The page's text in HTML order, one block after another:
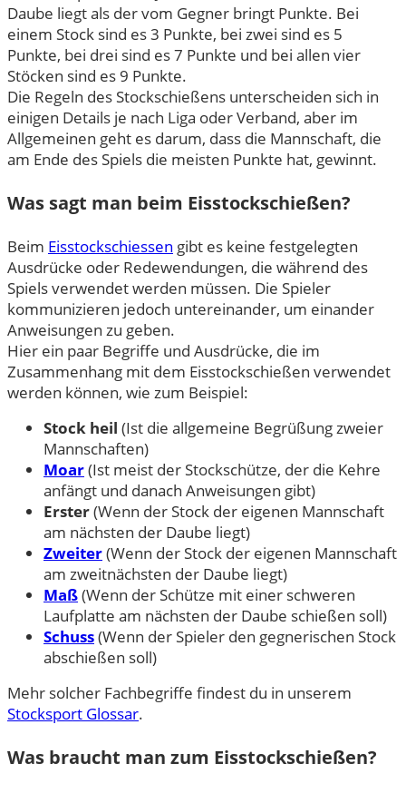
Daube liegt als der vom Gegner bringt Punkte. Bei
einem Stock sind es 3 Punkte, bei zwei sind es 5
Punkte, bei drei sind es 7 Punkte und bei allen vier
Stöcken sind es 9 Punkte.
Die Regeln des Stockschießens unterscheiden sich in
einigen Details je nach Liga oder Verband, aber im
Allgemeinen geht es darum, dass die Mannschaft, die
am Ende des Spiels die meisten Punkte hat, gewinnt.
Was sagt man beim Eisstockschießen?
Beim Eisstockschiessen gibt es keine festgelegten
Ausdrücke oder Redewendungen, die während des
Spiels verwendet werden müssen. Die Spieler
kommunizieren jedoch untereinander, um einander
Anweisungen zu geben.
Hier ein paar Begriffe und Ausdrücke, die im
Zusammenhang mit dem Eisstockschießen verwendet
werden können, wie zum Beispiel:
Stock heil (Ist die allgemeine Begrüßung zweier
Mannschaften)
Moar(Ist meist der Stockschütze, der die Kehre
anfängt und danach Anweisungen gibt)
Erster(Wenn der Stock der eigenen Mannschaft
am nächsten der Daube liegt)
Zweiter(Wenn der Stock der eigenen Mannschaft
am zweitnächsten der Daube liegt)
Maß(Wenn der Schütze mit einer schweren
Laufplatte am nächsten der Daube schießen soll)
Schuss(Wenn der Spieler den gegnerischen Stock
abschießen soll)
Mehr solcher Fachbegriffe findest du in unserem
Stocksport Glossar.
Was braucht man zum Eisstockschießen?